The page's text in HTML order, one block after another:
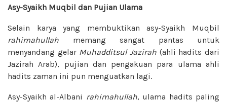
Asy-Syaikh Muqbil dan Pujian Ulama
Selain karya yang membuktikan asy-Syaikh Muqbil
rahimahullah memang sangat pantas untuk
menyandang gelar Muhadditsul Jazirah (ahli hadits dari
Jazirah Arab), pujian dan pengakuan para ulama ahli
hadits zaman ini pun menguatkan lagi.
Asy-Syaikh al-Albani rahimahullah, ulama hadits paling